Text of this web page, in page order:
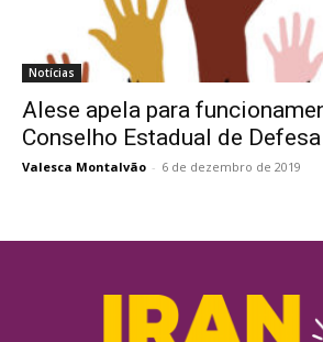
Notícias
Alese apela para
Conselho Estadual de
Valesca Montalvão - 6 de dezembro de 2019